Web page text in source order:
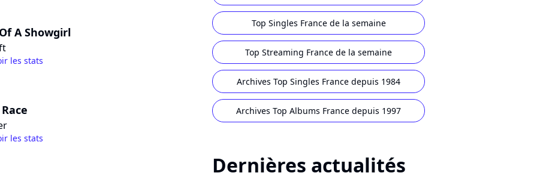
A Showgirl
les stats
les stats
Top Singles France de la semaine
Top Streaming France de la semaine
Archives Top Singles France depuis 1984
Archives Top Albums France depuis 1997
Dernières actualités